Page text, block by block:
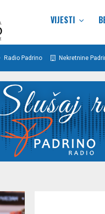
VIJESTI
Radio Padrino Nekretnine